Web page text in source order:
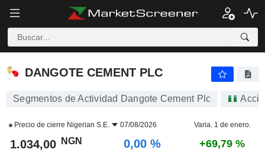
DANGOTE CEMENT PLC
DANGOTE CEMENT PLC
Segmentos de Actividad Dangote Cement Plc
Precio de cierre Nigerian S.E. 07/08/2026 Varia. 1 de enero.
1.034,00 NGN 0,00 % +69,79 %